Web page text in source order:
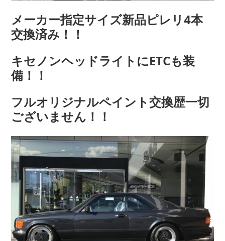
メーカー指定サイズ新品ピレリ4本
交換済み！！
キセノンヘッドライトにETCも装
備！！
フルオリジナルペイント交換歴一切
ございません！！